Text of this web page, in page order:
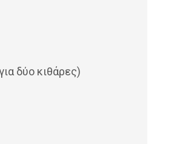
δύο κιθάρες)